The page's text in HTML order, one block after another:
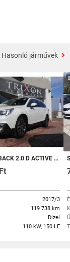
Hasonló járművek
(AUTOMATA) MAGYARORSZÁGI/SÉRÜLÉSMENTES
2017/3
119 738 km
Dízel
110 kW, 150 LE